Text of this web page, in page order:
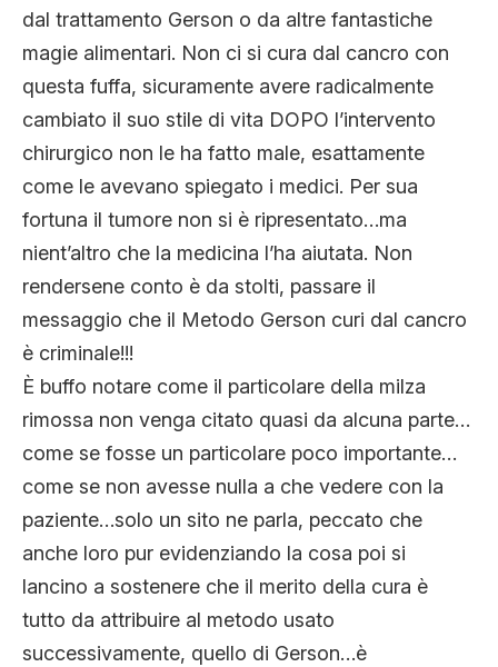
dal trattamento Gerson o da altre fantastiche
magie alimentari. Non ci si cura dal cancro con
questa fuffa, sicuramente avere radicalmente
cambiato il suo stile di vita DOPO l’intervento
chirurgico non le ha fatto male, esattamente
come le avevano spiegato i medici. Per sua
fortuna il tumore non si è ripresentato…ma
nient’altro che la medicina l’ha aiutata. Non
rendersene conto è da stolti, passare il
messaggio che il Metodo Gerson curi dal cancro
è criminale!!!
È buffo notare come il particolare della milza
rimossa non venga citato quasi da alcuna parte…
come se fosse un particolare poco importante…
come se non avesse nulla a che vedere con la
paziente…solo un sito ne parla, peccato che
anche loro pur evidenziando la cosa poi si
lancino a sostenere che il merito della cura è
tutto da attribuire al metodo usato
successivamente, quello di Gerson…è